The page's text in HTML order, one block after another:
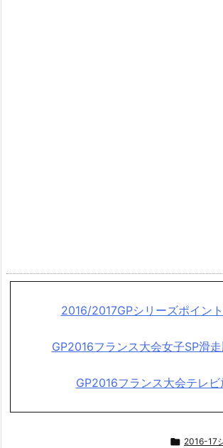
2016/2017GPシリーズポイン
GP2016フランス大会女子SP滑
GP2016フランス大会テレビ
 2016-17